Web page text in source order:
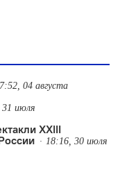
7:52, 04 августа
июля
XXIII
18:16, 30 июля